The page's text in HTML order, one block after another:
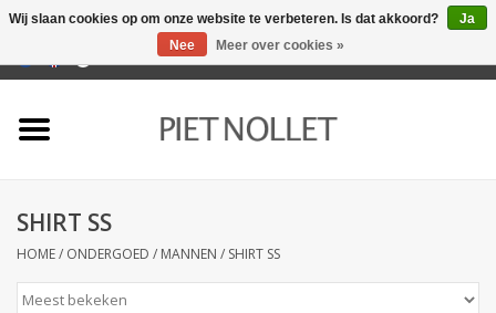
Badlinnen
Bedlinnen
SHIRT SS
HOME/ ONDERGOED / MANNEN / SHIRT SS
Wij slaan cookies op om onze website te verbeteren. Is dat akkoord?
Ja
Nee
Meer over cookies »